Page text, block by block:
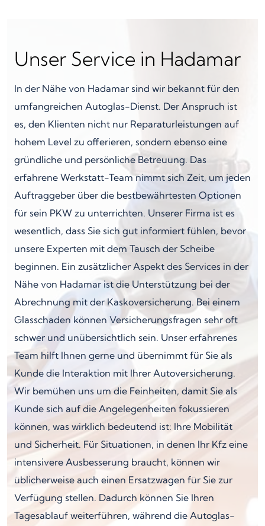
Unser Service in Hadamar
In der Nähe von Hadamar sind wir bekannt für den
umfangreichen Autoglas-Dienst. Der Anspruch ist
es, den Klienten nicht nur Reparaturleistungen auf
hohem Level zu offerieren, sondern ebenso eine
gründliche und persönliche Betreuung. Das
erfahrene Werkstatt-Team nimmt sich Zeit, um jeden
Auftraggeber über die bestbewährtesten Optionen
für sein PKW zu unterrichten. Unserer Firma ist es
wesentlich, dass Sie sich gut informiert fühlen, bevor
unsere Experten mit dem Tausch der Scheibe
beginnen. Ein zusätzlicher Aspekt des Services in der
Nähe von Hadamar ist die Unterstützung bei der
Abrechnung mit der Kaskoversicherung. Bei einem
Glasschaden können Versicherungsfragen sehr oft
schwer und unübersichtlich sein. Unser erfahrenes
Team hilft Ihnen gerne und übernimmt für Sie als
Kunde die Interaktion mit Ihrer Autoversicherung.
Wir bemühen uns um die Feinheiten, damit Sie als
Kunde sich auf die Angelegenheiten fokussieren
können, was wirklich bedeutend ist: Ihre Mobilität
und Sicherheit. Für Situationen, in denen Ihr Kfz eine
intensivere Ausbesserung braucht, können wir
üblicherweise auch einen Ersatzwagen für Sie zur
Verfügung stellen. Dadurch können Sie Ihren
Tagesablauf weiterführen, während die Autoglas-